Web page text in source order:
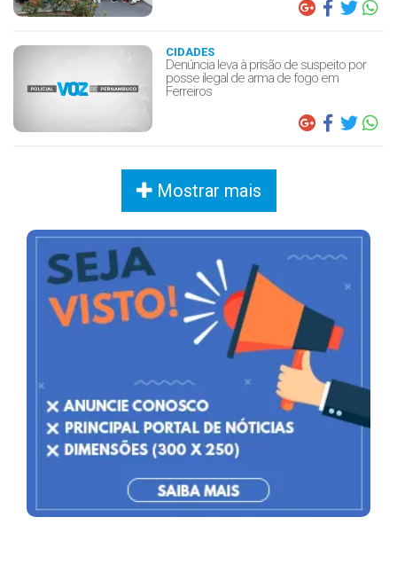
CIDADES
Denúncia leva à prisão de suspeito por
posse ilegal de arma de fogo em
Ferreiros
Mostrar mais